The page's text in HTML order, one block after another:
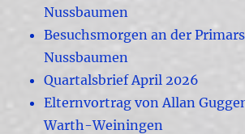
Nussbaumen
Besuchsmorgen an der
Nussbaumen
Quartalsbrief April 2026
Elternvortrag von Allan
Warth-Weiningen